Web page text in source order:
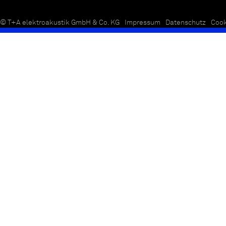
© T+A elektroakustik GmbH & Co. KG Impressum Datenschutz